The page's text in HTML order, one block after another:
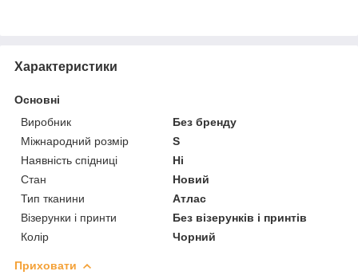
Характеристики
Основні
Виробник
Без бренду
Міжнародний розмір
S
Наявність спідниці
Ні
Стан
Новий
Тип тканини
Атлас
Візерунки і принти
Без візерунків і принтів
Колір
Чорний
Приховати